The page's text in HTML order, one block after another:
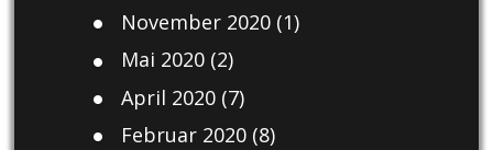
November 2020(1)
Mai 2020(2)
April 2020(7)
Februar 2020(8)